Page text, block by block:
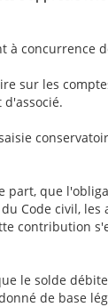
concurrence
sur les
part, que
Code civil, les
contribution
le solde
de base